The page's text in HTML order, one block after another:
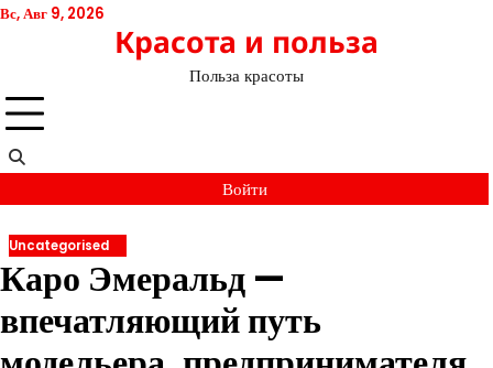
Перейти
Вс, Авг 9, 2026
Красота и польза
Польза красоты
Войти
Uncategorised
Каро Эмеральд —
впечатляющий путь